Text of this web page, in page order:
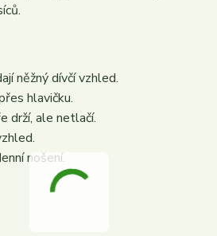
něžný dívčí vzhled.
hlavičku.
drží, ale netlačí.
nošení.